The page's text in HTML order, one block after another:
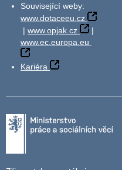
Související weby:
www.dotaceeu.cz
| www.opjak.cz
|
www.ec.europa.eu
Kariéra